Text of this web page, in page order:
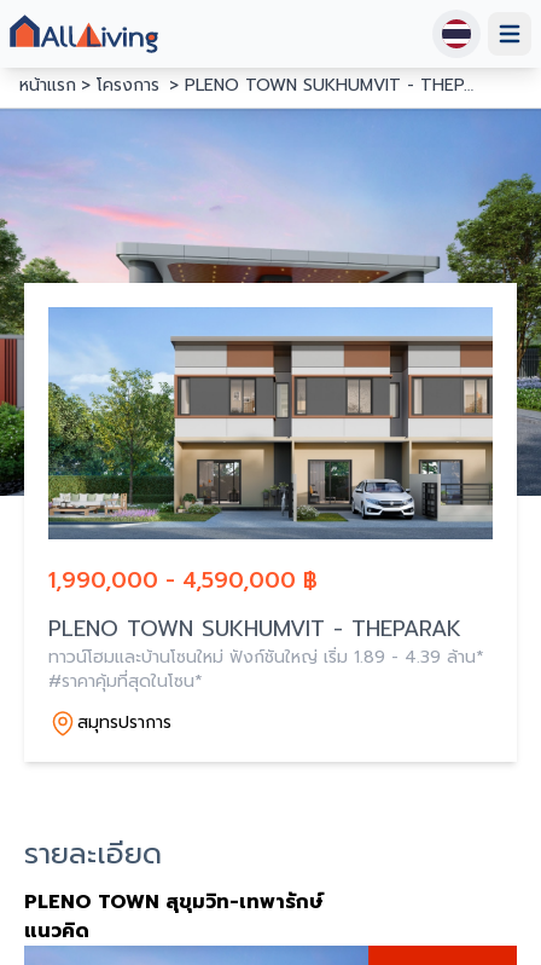
หน้าแรก
โครงการ PLENO TOWN SUKHUMVIT - THEPARAK
1,990,000 - 4,590,000 ฿
PLENO TOWN SUKHUMVIT - THEPARAK
ทาวน์โฮมและบ้านโซนใหม่ ฟังก์ชันใหญ่ เริ่ม 1.89 - 4.39 ล้าน*
#ราคาคุ้มที่สุดในโซน*
สมุทรปราการ
รายละเอียด
PLENO TOWN สุขุมวิท-เทพารักษ์
แนวคิด